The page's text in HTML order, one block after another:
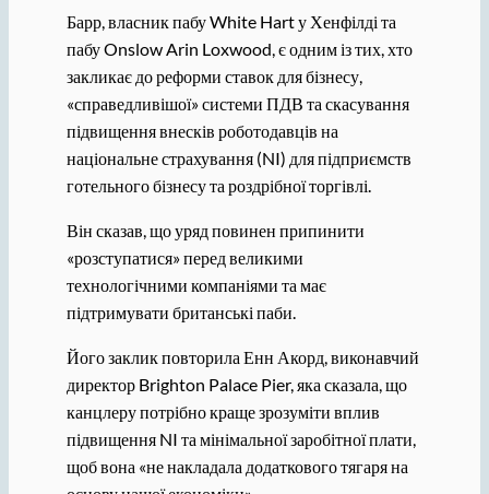
Барр, власник пабу White Hart у Хенфілді та
пабу Onslow Arin Loxwood, є одним із тих, хто
закликає до реформи ставок для бізнесу,
«справедливішої» системи ПДВ та скасування
підвищення внесків роботодавців на
національне страхування (NI) для підприємств
готельного бізнесу та роздрібної торгівлі.
Він сказав, що уряд повинен припинити
«розступатися» перед великими
технологічними компаніями та має
підтримувати британські паби.
Його заклик повторила Енн Акорд, виконавчий
директор Brighton Palace Pier, яка сказала, що
канцлеру потрібно краще зрозуміти вплив
підвищення NI та мінімальної заробітної плати,
щоб вона «не накладала додаткового тягаря на